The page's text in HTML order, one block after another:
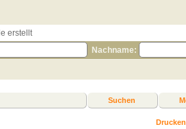
erstellt
Nachname:
Suchen
Drucken